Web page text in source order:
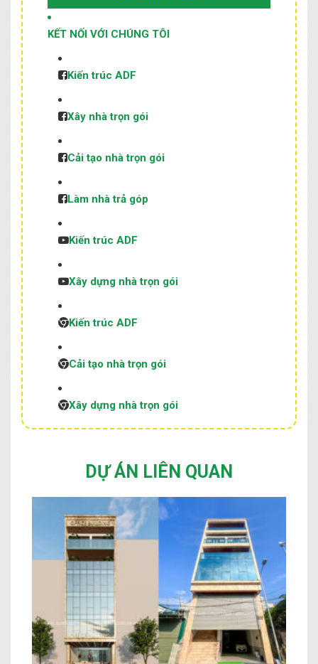
KẾT NỐI VỚI CHÚNG TÔI
Kiến trúc ADF
Xây nhà trọn gói
Cải tạo nhà trọn gói
Làm nhà trả góp
Kiến trúc ADF
Xây dựng nhà trọn gói
Kiến trúc ADF
Cải tạo nhà trọn gói
Xây dựng nhà trọn gói
DỰ ÁN LIÊN QUAN
Nhà Ở Kết Hợp Văn Phòng Anh Phùng
An Khánh